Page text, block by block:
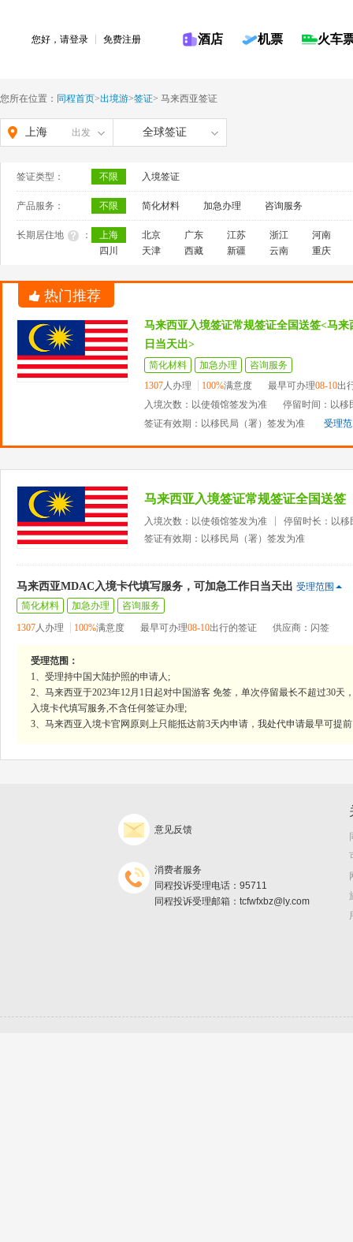
您好，请登录 免费注册 酒店 机票 火车
您所在位置： 同程首页>出境游>签证> 马来西亚签证
上海 出发 全球签证
签证类型： 不限 入境签证
产品服务： 不限 简化材料 加急办理 咨询服务
长期居住地 ： 上海 北京 广东 江苏 浙江
河南
四川
天津 西藏 新疆 云南 重庆
热门推荐
马来西亚入境签证常规签证全国送签<马
日当天出>
简化材料 加急办理
咨询服务
1307人办理 100%满意度 最早可办理08-10出
入境次数：以使领馆签发为准
停留时间：以移
签证有效期：以移民局（署）签发为准
受理
马来西亚入境签证常规签证全国送签
入境次数：以使领馆签发为准
停留时长：以移
签证有效期：以移民局（署）签发为准
马来西亚MDAC入境卡代填写服务，可加急工作日当天出 受理范围
简化材料
加急办理
咨询服务
1307人办理 100%满意度 最早可办理08-10出行的签证 供应商：闪签
受理范围：
1、受理持中国大陆护照的申请人;
2、马来西亚于2023年12月1日起对中国游客 免签，单次停留最长不超过30
入境卡代填写服务,不含任何签证办理;
3、马来西亚入境卡官网原则上只能抵达前3天内申请，我处代申请最早可提
意见反馈
消费者服务
同程投诉受理电话：95711
同程投诉受理邮箱：tcfwfxbz@ly.com